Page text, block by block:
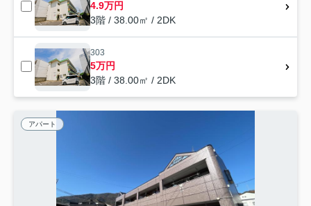
4.9万円
3階 / 38.00㎡ / 2DK
303
5万円
3階 / 38.00㎡ / 2DK
アパート